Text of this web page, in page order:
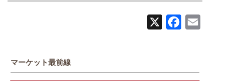
Facebook
マーケット最前線